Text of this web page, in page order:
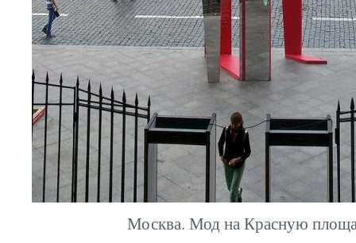
Москва. Мод на Красную